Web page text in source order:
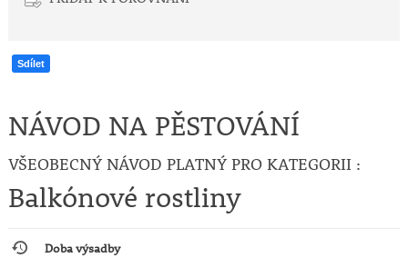
Sdílet
NÁVOD NA PĚSTOVÁNÍ
VŠEOBECNÝ NÁVOD PLATNÝ PRO KATEGORII :
Balkónové rostliny
Doba výsadby